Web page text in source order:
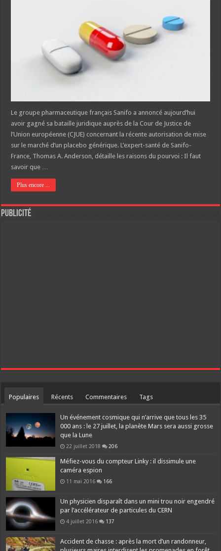
Le groupe pharmaceutique français Sanifo a annoncé aujourd’hui
avoir gagné sa bataille juridique auprès de la Cour de Justice de
l’Union européenne (CJUE) concernant la récente autorisation de mise
sur le marché d’un placebo générique. L’expert-santé de Sanifo-
France, Thomas A. Anderson, détaille les raisons du pourvoi : Il faut
savoir que …
Plus encore ...
Publicité
Populaires Récents Commentaires Tags
Un événement cosmique qui n’arrive que tous les 35
000 ans : le 27 juillet, la planète Mars sera aussi grosse
que la Lune
22 juillet 2018 206
Méfiez-vous du compteur Linky : il dissimule une
caméra espion
11 mai 2016 166
Un physicien disparaît dans un mini trou noir engendré
par l’accélérateur de particules du CERN
4 juillet 2016 137
Accident de chasse : après la mort d’un randonneur,